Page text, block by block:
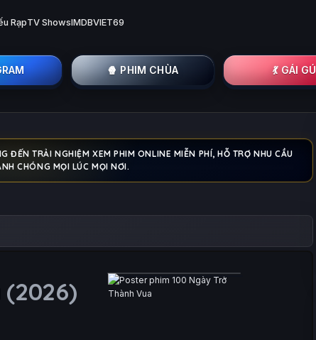
RạpTV ShowsIMDBVIET69
🍿 PHIM CHÙA 💃 GÁI GÚ
ĐẾN TRẢI NGHIỆM XEM PHIM ONLINE MIỄN PHÍ, HỖ TRỢ NHU CẦU
CHÓNG MỌI LÚC MỌI NƠI.
(2026)